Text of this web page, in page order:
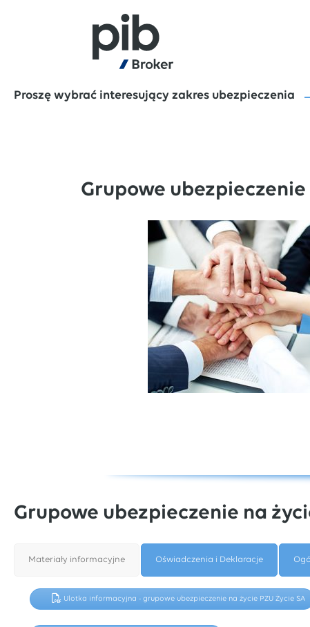
Proszę wybrać interesujący zakres ubezpieczenia
Grupowe ubezpieczenie
Grupowe ubezpieczenie na
Materiały informacyjne Oświadczenia i Deklaracje
Ulotka informacyjna - grupowe ubezpieczenie na życie PZU Życie SA